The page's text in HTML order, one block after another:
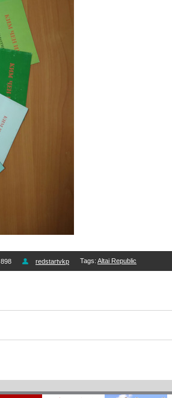
898 redstartvkp Tags: Altai Republic